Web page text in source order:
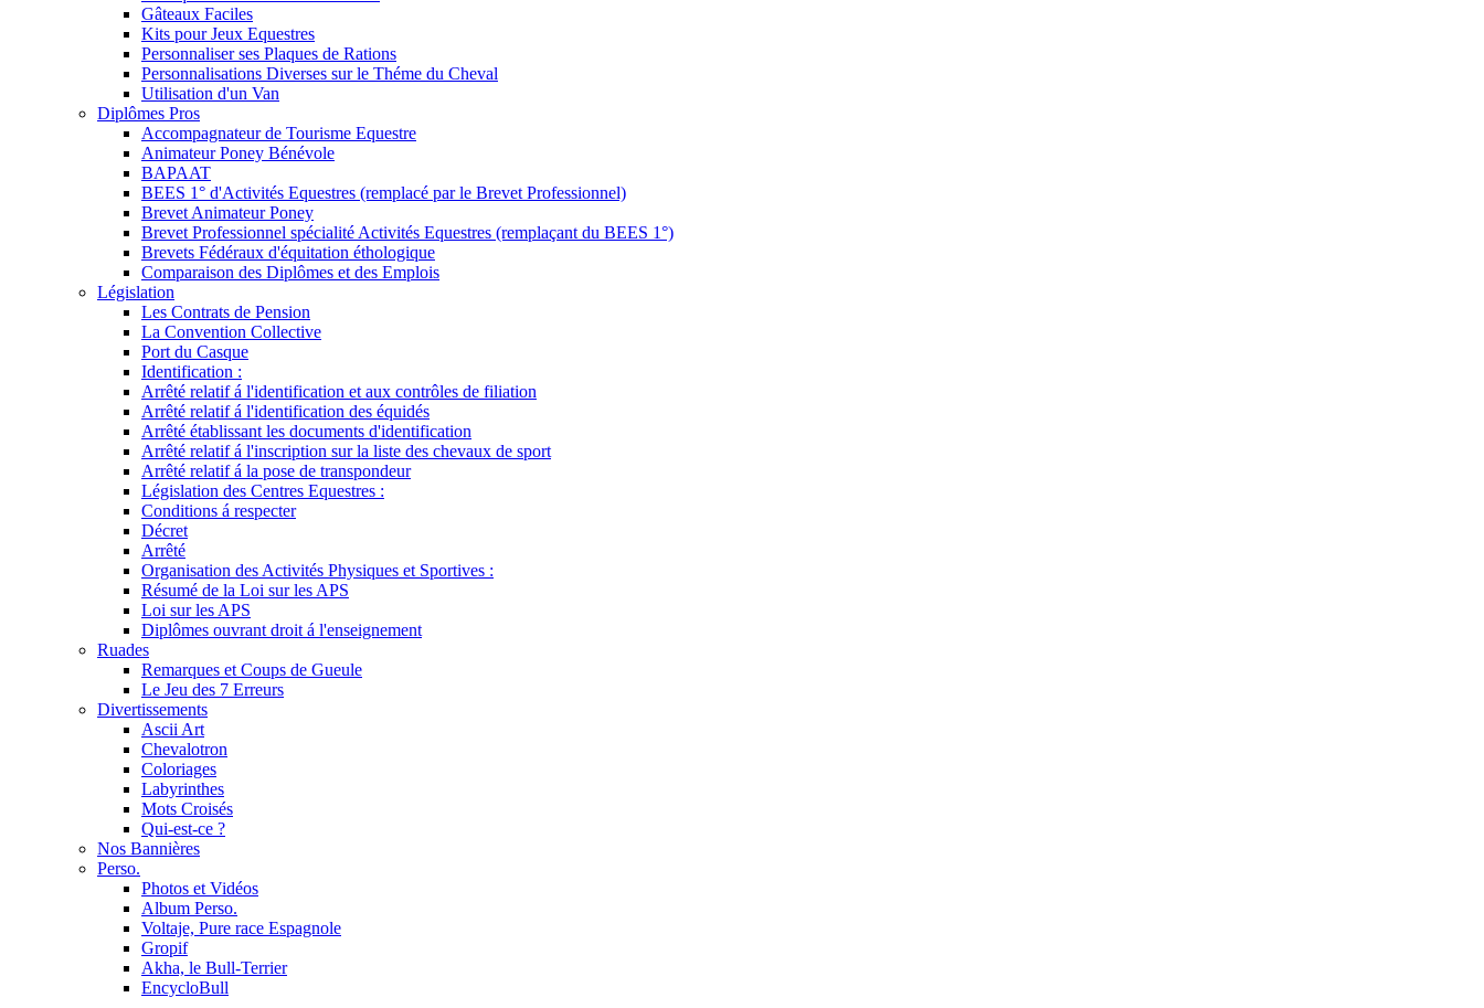
Gâteaux Faciles
Kits pour Jeux Equestres
Personnaliser ses Plaques de Rations
Personnalisations Diverses sur le Théme du Cheval
Utilisation d'un Van
Diplômes Pros
Accompagnateur de Tourisme Equestre
Animateur Poney Bénévole
BAPAAT
BEES 1° d'Activités Equestres (remplacé par le Brevet Professionnel)
Brevet Animateur Poney
Brevet Professionnel spécialité Activités Equestres (remplaçant du BEES 1°)
Brevets Fédéraux d'équitation éthologique
Comparaison des Diplômes et des Emplois
Législation
Les Contrats de Pension
La Convention Collective
Port du Casque
Identification :
Arrêté relatif á l'identification et aux contrôles de filiation
Arrêté relatif á l'identification des équidés
Arrêté établissant les documents d'identification
Arrêté relatif á l'inscription sur la liste des chevaux de sport
Arrêté relatif á la pose de transpondeur
Législation des Centres Equestres :
Conditions á respecter
Décret
Arrêté
Organisation des Activités Physiques et Sportives :
Résumé de la Loi sur les APS
Loi sur les APS
Diplômes ouvrant droit á l'enseignement
Ruades
Remarques et Coups de Gueule
Le Jeu des 7 Erreurs
Divertissements
Ascii Art
Chevalotron
Coloriages
Labyrinthes
Mots Croisés
Qui-est-ce ?
Nos Bannières
Perso.
Photos et Vidéos
Album Perso.
Voltaje, Pure race Espagnole
Gropif
Akha, le Bull-Terrier
EncycloBull